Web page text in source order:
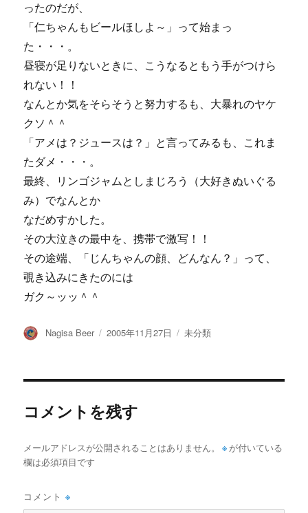
ったのだが、
「仁ちゃんもビールほしよ～」って始まっ
た・・・。
昼寝が足りないときに、こうなるともう手がつけら
れない！！
なんとか気をそらそうと努力するも、大暴れのヤケ
クソ＾＾
「アメは？ジュースは？」と言ってみるも、これま
たダメ・・・。
最終、リンゴジャムとしまじろう（大好きぬいぐる
み）でなんとか
なだめすかした。
その大泣きの最中を、携帯で激写！！
その途端、「じんちゃんの顔、どんなん？」って、
覗き込みにきたのには
ガク～ッッ＾＾
投
Nagisa Beer
投
2005年11月27日
カ
未分類
コメントを残す
メールアドレスが公開されることはありません。 ※ が付いている
欄は必須項目です
コメント※